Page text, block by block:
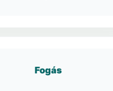
Fogás